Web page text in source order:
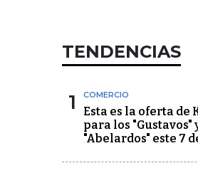
TENDENCIAS
1 COMERCIO
Esta es la oferta de
para los "Gustavos"
"Abelardos" este 7